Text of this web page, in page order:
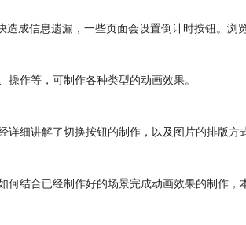
成信息遗漏，一些页面会设置倒计时按钮。浏
操作等，可制作各种类型的动画效果。
细讲解了切换按钮的制作，以及图片的排版方
何结合已经制作好的场景完成动画效果的制作，